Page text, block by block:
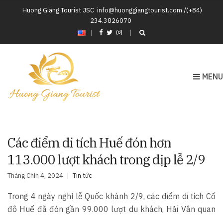
Huong Giang Tourist JSC info@huonggiangtourist.com /(+84)
234.3826070
|
MENU
Các điểm di tích Huế đón hơn
113.000 lượt khách trong dịp lễ 2/9
Tháng Chín 4, 2024 Tin tức
Trong 4 ngày nghỉ lễ Quốc khánh 2/9, các điểm di tích Cố
đô Huế đã đón gần 99.000 lượt du khách, Hải Vân quan